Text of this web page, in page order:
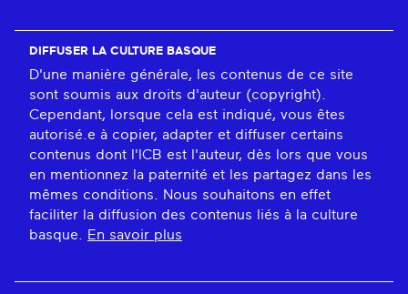
DIFFUSER LA CULTURE BASQUE
D'une manière générale, les contenus de ce site
sont soumis aux droits d'auteur (copyright).
Cependant, lorsque cela est indiqué, vous êtes
autorisé.e à copier, adapter et diffuser certains
contenus dont l'ICB est l'auteur, dès lors que vous
en mentionnez la paternité et les partagez dans les
mêmes conditions. Nous souhaitons en effet
faciliter la diffusion des contenus liés à la culture
basque. En savoir plus